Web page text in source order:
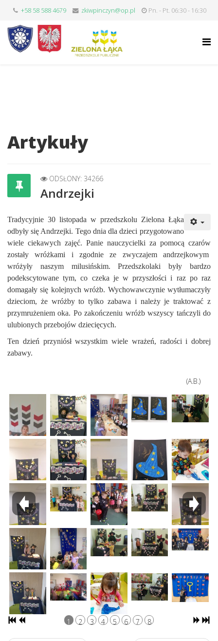
+58 58 588 4679 zkiwpinczyn@op.pl Pn. - Pt. 06:30 - 16:30
Artykuły
ODSŁONY: 34266
Andrzejki
Tradycyjnie 30 listopada w przedszkolu Zielona Łąka
odbyły się Andrzejki. Tego dnia dla dzieci przygotowano
wiele ciekawych zajęć. Panie nauczycielki za pomocą czarów
zostały wróżkami i zgodnie ze zwyczajem andrzejkowym
wróżyły naszym milusińskim. Przedszkolaki były bardzo
podekscytowane tym, co czeka je w przyszłości i raz po raz
domagały się kolejnych wróżb. Wychowawczynie wytłumaczyły
dzieciom, że wróżby to tylko zabawa i należy je traktować z
przymrużeniem oka. Po zakończeniu wróżb wszyscy tańczyli do
ulubionych przebojów dziecięcych.
Ten dzień przyniósł wszystkim wiele wrażeń, radości i dobrej
zabawy.
(A.B.)
1 2 3 4 5 6 7 8